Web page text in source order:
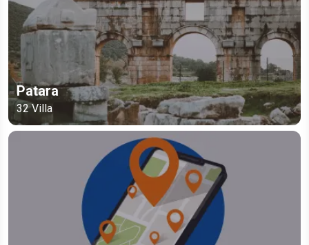
Patara
32Villa